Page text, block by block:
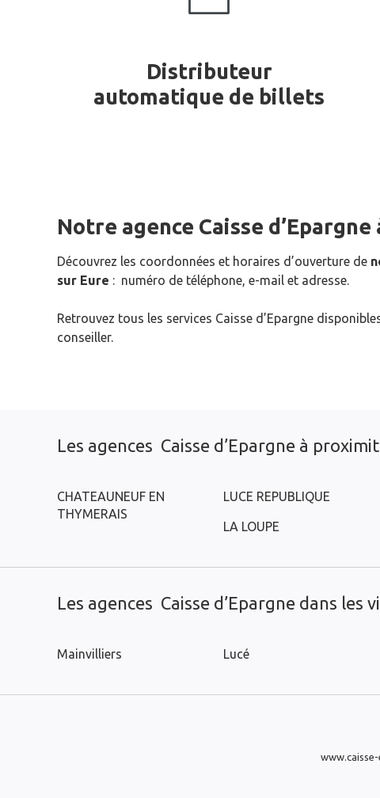
Distributeur
automatique de billets
Notre agence Caisse d’Epargne
Découvrez les coordonnées et horaires d’ouverture de
sur Eure : numéro de téléphone, e-mail et adresse.
Retrouvez tous les services Caisse d’Epargne
conseiller.
Les agences Caisse d’Epargne à
CHATEAUNEUF EN
THYMERAIS
LUCE REPUBLIQUE
LA LOUPE
Les agences Caisse d’Epargne dans les
Mainvilliers Lucé